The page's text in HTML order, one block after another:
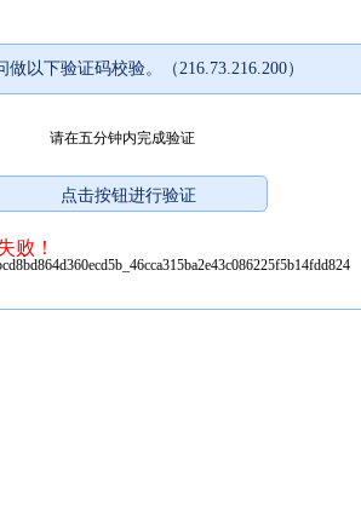
以下验证码校验。（216.73.216.200）
请在五分钟内完成验证
败！